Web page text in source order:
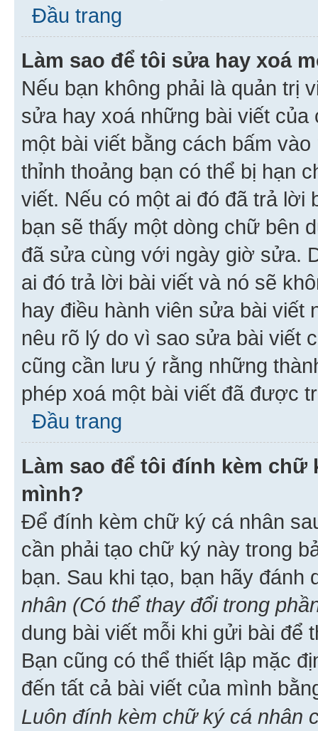
Đầu trang
Làm sao để tôi sửa hay xoá
Nếu bạn không phải là quản trị
sửa hay xoá những bài viết
một bài viết bằng cách bấm
thỉnh thoảng bạn có thể bị hạn
viết. Nếu có một ai đó đã trả lời
bạn sẽ thấy một dòng chữ bên
đã sửa cùng với ngày giờ sửa.
ai đó trả lời bài viết và nó sẽ
hay điều hành viên sửa bài viết
nêu rõ lý do vì sao sửa bài viết
cũng cần lưu ý rằng những
phép xoá một bài viết đã được
Đầu trang
Làm sao để tôi đính kèm chữ
mình?
Để đính kèm chữ ký cá nhân
cần phải tạo chữ ký này trong
bạn. Sau khi tạo, bạn hãy
nhân (Có thể thay đổi trong
dung bài viết mỗi khi gửi bài để
Bạn cũng có thể thiết lập mặc
đến tất cả bài viết của mình
Luôn đính kèm chữ ký cá nhân